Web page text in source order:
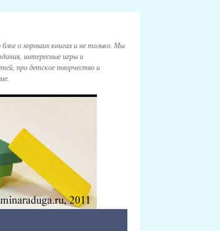
о хороших книгах и не только. Мы
интересные игры и
про детское творчество и